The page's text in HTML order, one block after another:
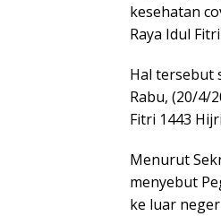
kesehatan
Raya Idul
Hal tersebut
Rabu, (20/4/
Fitri 1443
Menurut
menyebut
ke luar